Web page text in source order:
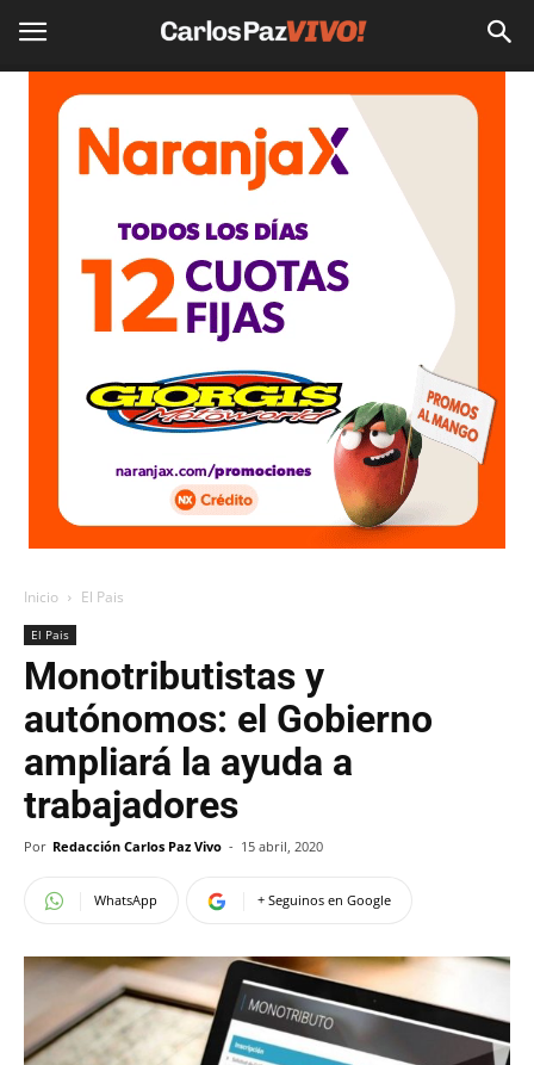
Inicio El Pais
El Pais
Monotributistas y
autónomos: el Gobierno
ampliará la ayuda a
trabajadores
Por Redacción Carlos Paz Vivo - 15 abril, 2020
WhatsApp + Seguinos en Google